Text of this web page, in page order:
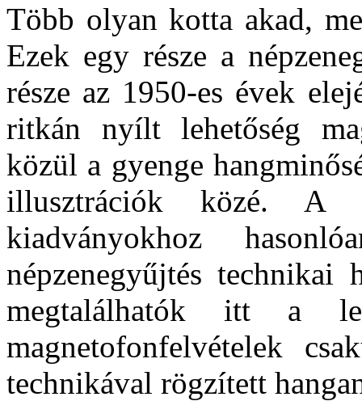
Több olyan kotta akad,
Ezek egy része a
része az 1950-es évek
ritkán nyílt lehetőség
közül a gyenge
illusztrációk közé. A
kiadványokhoz
népzenegyűjtés technikai
megtalálhatók itt a
magnetofonfelvételek
technikával rögzített